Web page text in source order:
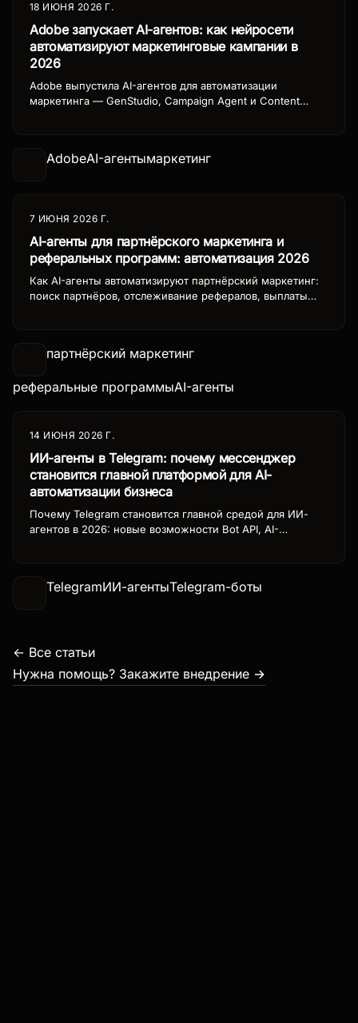
18 ИЮНЯ 2026 Г.
Adobe запускает AI-агентов: как нейросети
автоматизируют маркетинговые кампании в
2026
Adobe выпустила AI-агентов для автоматизации
маркетинга — GenStudio, Campaign Agent и Content
AdobeAI-агентымаркетинг
7 ИЮНЯ 2026 Г.
AI-агенты для партнёрского маркетинга и
реферальных программ: автоматизация 2026
Как AI-агенты автоматизируют партнёрский маркетинг:
поиск партнёров, отслеживание рефералов, выплаты
партнёрский маркетинг
реферальные программыAI-агенты
14 ИЮНЯ 2026 Г.
ИИ-агенты в Telegram: почему мессенджер
становится главной платформой для AI-
автоматизации бизнеса
Почему Telegram становится главной средой для ИИ-
агентов в 2026: новые возможности Bot API, AI-
TelegramИИ-агентыTelegram-боты
← Все статьи
Нужна помощь? Закажите внедрение →